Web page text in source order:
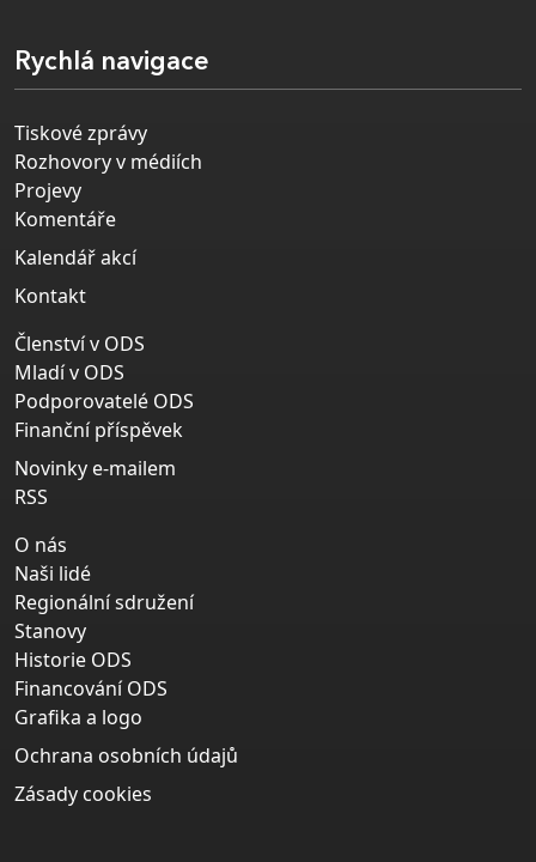
Rychlá navigace
Tiskové zprávy
Rozhovory v médiích
Projevy
Komentáře
Kalendář akcí
Kontakt
Členství v ODS
Mladí v ODS
Podporovatelé ODS
Finanční příspěvek
Novinky e-mailem
RSS
O nás
Naši lidé
Regionální sdružení
Stanovy
Historie ODS
Financování ODS
Grafika a logo
Ochrana osobních údajů
Zásady cookies